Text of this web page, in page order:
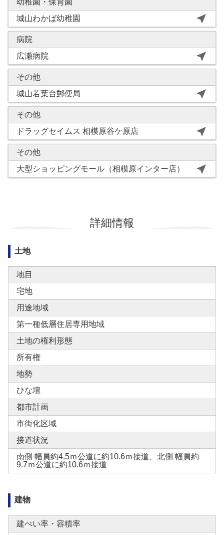
幼稚園・保育園
城山わかば幼稚園
near_me
病院
広瀬病院
near_me
その他
城山若葉台郵便局
near_me
その他
ドラッグセイムス 相模原谷ケ原店
near_me
その他
大型ショッピングモール（相模原インター店）
near_me
詳細情報
土地
地目
宅地
用途地域
第一種低層住居専用地域
土地の権利形態
所有権
地勢
ひな壇
都市計画
市街化区域
接道状況
南側 幅員約4.5ｍ公道に約10.6ｍ接道、北側 幅員約
9.7ｍ公道に約10.6ｍ接道
建物
建ぺい率・容積率